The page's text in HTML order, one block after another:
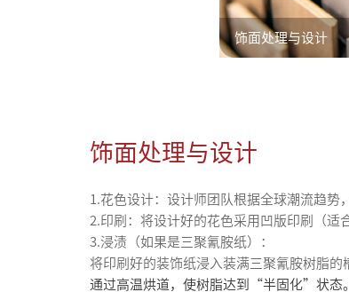
饰面处理与设计
饰面处理与设计
1.花色设计：设计师团队根据全球潮流趋势
2.印刷：将设计好的花色采用凹版印刷（适
3.浸渍（如果是三聚氰胺纸）：
将印刷好的装饰纸浸入装满三聚氰胺树脂的
通过高温烘道，使树脂达到“半固化”状态